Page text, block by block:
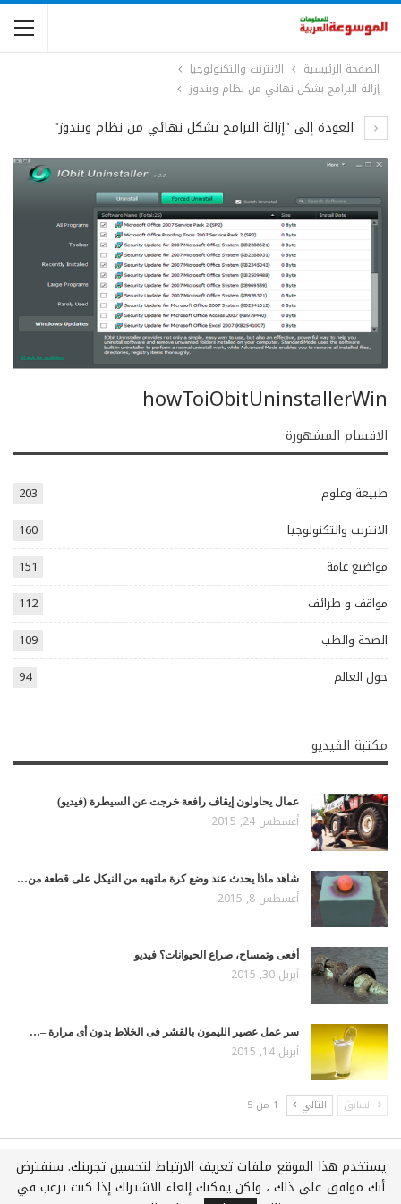
الصفحة الرئيسية
الانترنت والتكنولوجيا
إزالة البرامج بشكل نهائي من نظام ويندوز
العودة إلى "إزالة البرامج بشكل نهائي من نظام ويندوز"
howToiObitUninstallerWin
الاقسام المشهورة
طبيعة وعلوم
203
الانترنت والتكنولوجيا
160
مواضيع عامة
151
مواقف و طرائف
112
الصحة والطب
109
حول العالم
94
مكتبة الفيديو
عمال يحاولون إيقاف رافعة خرجت عن السيطرة (فيديو)
أغسطس 24, 2015
شاهد ماذا يحدث عند وضع كرة ملتهبه من النيكل على قطعة من…
أغسطس 8, 2015
أفعى وتمساح، صراع الحيوانات؟ فيديو
أبريل 30, 2015
سر عمل عصير الليمون بالقشر فى الخلاط بدون أى مرارة –…
أبريل 14, 2015
السابق التالي 1 من 5
جميع الحقوق محفوظة لـويكي عربي © 2021
يستخدم هذا الموقع ملفات تعريف الارتباط لتحسين تجربتك. سنفترض
أنك موافق على ذلك ، ولكن يمكنك إلغاء الاشتراك إذا كنت ترغب في